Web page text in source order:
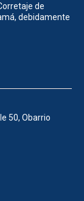
de
debidamente
50, Obarrio